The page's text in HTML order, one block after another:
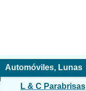
Automóviles, Lunas
L & C Parabrisas